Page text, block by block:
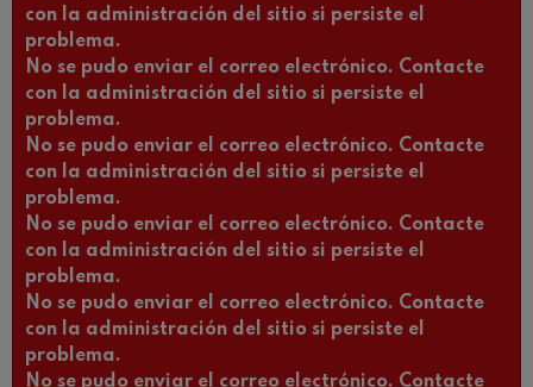
con la administración del sitio si persiste el
problema.
No se pudo enviar el correo electrónico. Contacte
con la administración del sitio si persiste el
problema.
No se pudo enviar el correo electrónico. Contacte
con la administración del sitio si persiste el
problema.
No se pudo enviar el correo electrónico. Contacte
con la administración del sitio si persiste el
problema.
No se pudo enviar el correo electrónico. Contacte
con la administración del sitio si persiste el
problema.
No se pudo enviar el correo electrónico. Contacte